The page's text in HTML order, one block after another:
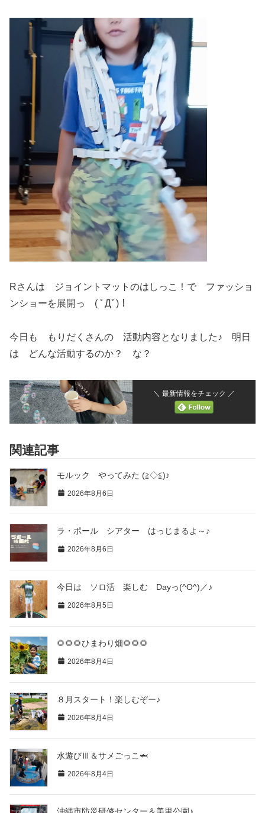
Rさんは ジョイントマットのはしっこ！で ファッショ
ンショーを展開っ ( ﾟДﾟ)！
今日も もりだくさんの 活動内容となりました♪ 明日
は どんな活動するのか？ な？
＼ 最新情報をチェック ／
関連記事
モルック やってみた (≧◇≦)♪
2026年8月6日
ラ・ポール シアター はっじまるよ～♪
2026年8月6日
今日は ソロ活 楽しむ Dayっ(^O^)／♪
2026年8月5日
🌻🌻🌻ひまわり畑🌻🌻🌻
2026年8月4日
８月スタート！楽しむぞー♪
2026年8月4日
水遊びⅢ＆サメごっこ🦈
2026年8月4日